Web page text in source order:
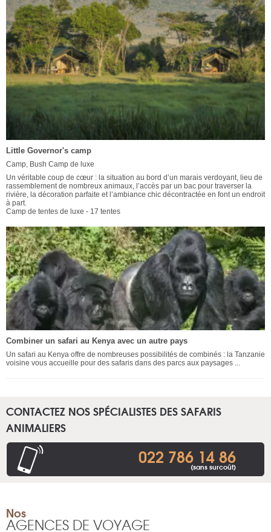
Little Governor's camp
Camp, Bush Camp de luxe
Un véritable coup de cœur : la situation au bord d’un marais verdoyant, lieu de
rassemblement de nombreux animaux, l’accès par un bac pour traverser la
rivière, la décoration parfaite et l’ambiance chic décontractée en font un endroit
à part.
Camp de tentes de luxe - 17 tentes
Combiner un safari au Kenya avec un autre pays
Un safari au Kenya offre de nombreuses possibilités de combinés : la Tanzanie
voisine vous accueille pour des safaris dans des parcs aux paysages ...
CONTACTEZ NOS SPÉCIALISTES DES SAFARIS
ANIMALIERS
022 786 14 86
(sans surcoût)
Nos
AGENCES DE VOYAGE